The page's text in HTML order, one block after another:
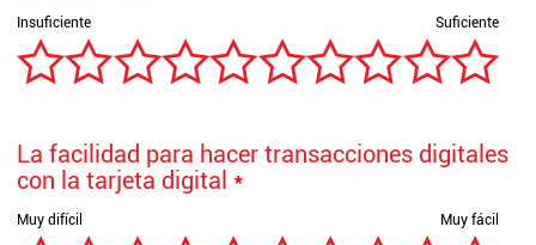
La facilidad para hacer transacciones digitales
con la tarjeta digital *